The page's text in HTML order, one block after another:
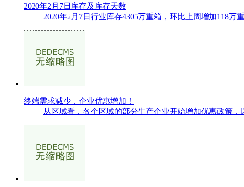
2020年2月7日库存及库存天数
2020年2月7日行业库存4305万重箱，环比上周增加118万
终端需求减少，企业优惠增加！
从区域看，各个区域的部分生产企业开始增加优惠政策